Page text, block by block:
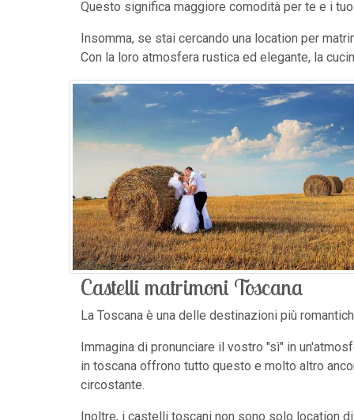
Questo significa maggiore comodità per te e i
Insomma, se stai cercando una location per
Con la loro atmosfera rustica ed elegante, la
Castelli matrimoni Toscana
La Toscana è una delle destinazioni più
Immagina di pronunciare il vostro "sì" in
in toscana offrono tutto questo e molto altro
circostante.
Inoltre, i castelli toscani non sono solo location